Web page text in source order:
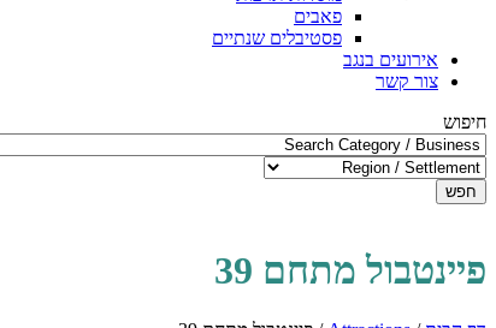
פאבים
פסטיבלים שנתיים
אירועים בנגב
צור קשר
חיפוש
חפש
פיינטבול מתחם 39